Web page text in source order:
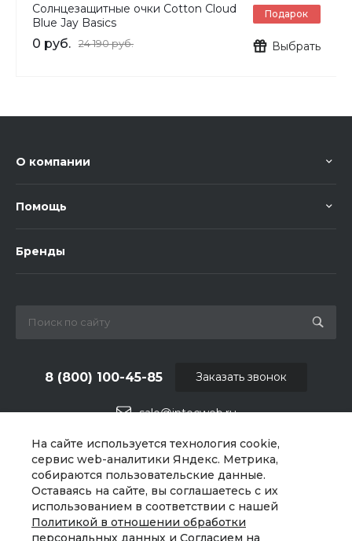
На сайте используется технология cookie,
сервис web-аналитики Яндекс. Метрика,
собираются пользовательские данные.
Оставаясь на сайте, вы соглашаетесь с их
использованием в соответствии с нашей
Политикой в отношении обработки
персональных данных и Согласием на
Солнцезащитные очки Cotton Cloud
Blue Jay Basics
0 руб. 24 190 руб.
Подарок
Выбрать
О компании
Помощь
Бренды
sale@intecweb.ru
8 (800) 100-45-85
г. Челябинск, ул.Свободы, д.93, оф. 6
Заказать звонок